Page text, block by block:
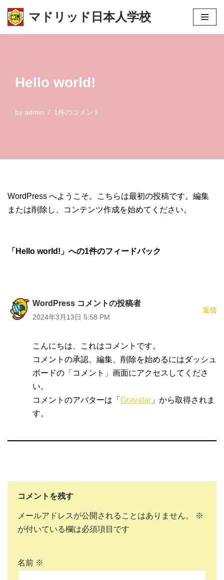
コ
マドリッド日本人学校
Hello world!
by admin 1件のコメント
WordPress へようこそ。こちらは最初の投稿です。編集
または削除し、コンテンツ作成を始めてください。
「Hello world!」への1件のフィードバック
WordPress コメントの投稿者
2024年3月13日 5:58 PM
返信
こんにちは、これはコメントです。
コメントの承認、編集、削除を始めるにはダッシュ
ボードの「コメント」画面にアクセスしてくださ
い。
コメントのアバターは「 Gravatar 」から取得されま
す。
コメントを残す
メールアドレスが公開されることはありません。
※
が付いている欄は必須項目です
名前 ※